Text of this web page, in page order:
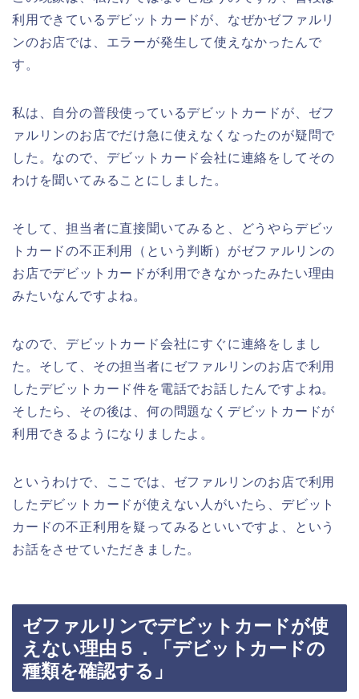
利用できているデビットカードが、なぜかゼファルリ
ンのお店では、エラーが発生して使えなかったんで
す。
私は、自分の普段使っているデビットカードが、ゼフ
ァルリンのお店でだけ急に使えなくなったのが疑問で
した。なので、デビットカード会社に連絡をしてその
わけを聞いてみることにしました。
そして、担当者に直接聞いてみると、どうやらデビッ
トカードの不正利用（という判断）がゼファルリンの
お店でデビットカードが利用できなかったみたい理由
みたいなんですよね。
なので、デビットカード会社にすぐに連絡をしまし
た。そして、その担当者にゼファルリンのお店で利用
したデビットカード件を電話でお話したんですよね。
そしたら、その後は、何の問題なくデビットカードが
利用できるようになりましたよ。
というわけで、ここでは、ゼファルリンのお店で利用
したデビットカードが使えない人がいたら、デビット
カードの不正利用を疑ってみるといいですよ、という
お話をさせていただきました。
ゼファルリンでデビットカードが使
えない理由５．「デビットカードの
種類を確認する」